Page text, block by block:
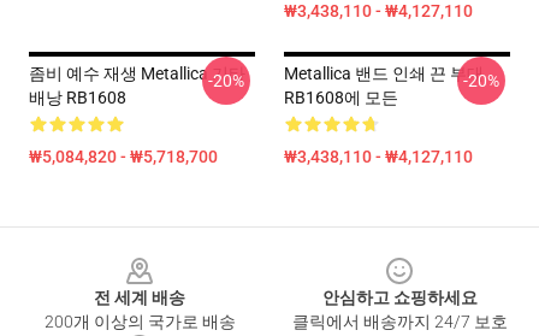
₩3,438,110 - ₩4,127,110
좀비 예수 재생 Metallica 기타
배낭 RB1608
₩5,084,820 - ₩5,718,700
-20%
Metallica 밴드 인쇄 끈 부대
RB1608에 모든
₩3,438,110 - ₩4,127,110
-20%
전 세계 배송
200개 이상의 국가로 배송
안심하고 쇼핑하세요
클릭에서 배송까지 24/7 보호